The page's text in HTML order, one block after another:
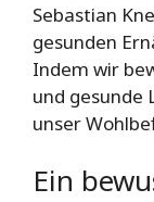
Sebastian
gesunden
Indem wir
und gesunde
unser
Ein